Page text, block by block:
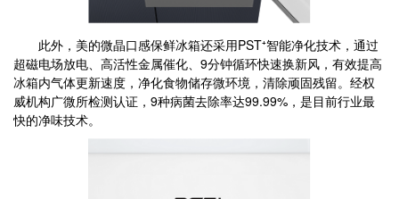
此外，美的微晶口感保鲜冰箱还采用PST⁺智能净化技术，通过
超磁电场放电、高活性金属催化、9分钟循环快速换新风，有效提高
冰箱内气体更新速度，净化食物储存微环境，清除顽固残留。经权
威机构广微所检测认证，9种病菌去除率达99.99%，是目前行业最
快的净味技术。